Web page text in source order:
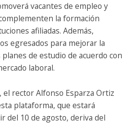
vacantes de empleo y
la formación
afiliadas. Además,
egresados para mejorar la
de estudio de acuerdo con
laboral.
el rector Alfonso Esparza Ortiz
plataforma, que estará
del 10 de agosto, deriva del